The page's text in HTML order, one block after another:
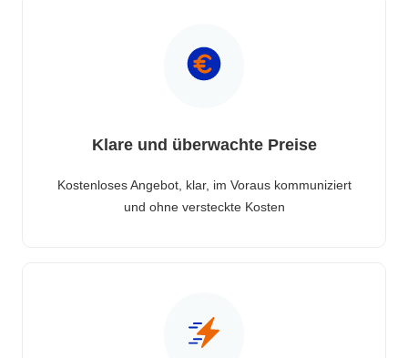
Klare und überwachte Preise
Kostenloses Angebot, klar, im Voraus kommuniziert
und ohne versteckte Kosten